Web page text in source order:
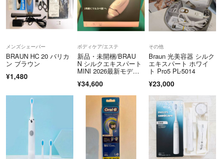
メンズシェーバー
BRAUN HC 20 バリカ
ン ブラウン
¥1,480
ボディケア/エステ
新品・未開梱/BRAU
N シルクエキスパート
MINI 2026最新モデル/
属 IPL光脱毛器
¥34,600
その他
Braun 光美容器 シルク
エキスパート ホワイ
ト Pro5 PL-5014
¥23,000